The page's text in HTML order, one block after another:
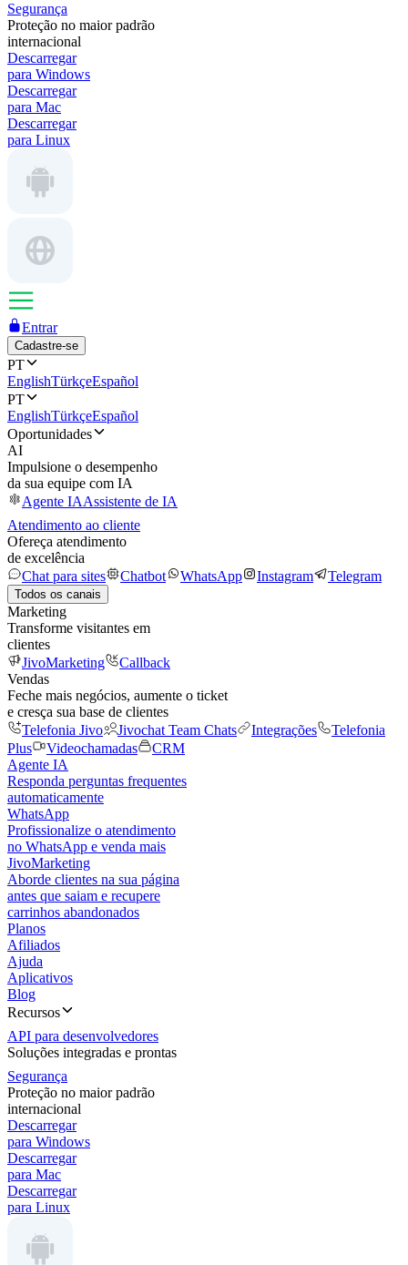
Segurança
Proteção no maior padrão
internacional
Descarregar
para Windows
Descarregar
para Mac
Descarregar
para Linux
Entrar
Cadastre-se
PT
EnglishTürkçeEspañol
PT
EnglishTürkçeEspañol
Oportunidades
AI
Impulsione o desempenho
da sua equipe com IA
Agente IAAssistente de IA
Atendimento ao cliente
Ofereça atendimento
de excelência
Chat para sites
Chatbot WhatsApp Instagram Telegram
Todos os canais
Marketing
Transforme visitantes em
clientes
JivoMarketing
Callback
Vendas
Feche mais negócios, aumente o ticket
e cresça sua base de clientes
Telefonia Jivo
Jivochat Team Chats Integrações
Telefonia
Plus
Videochamadas
CRM
Agente IA
Responda perguntas frequentes
automaticamente
WhatsApp
Profissionalize o atendimento
no WhatsApp e venda mais
JivoMarketing
Aborde clientes na sua página
antes que saiam e recupere
carrinhos abandonados
Planos
Afiliados
Ajuda
Aplicativos
Blog
Recursos
API para desenvolvedores
Soluções integradas e prontas
Segurança
Proteção no maior padrão
internacional
Descarregar
para Windows
Descarregar
para Mac
Descarregar
para Linux